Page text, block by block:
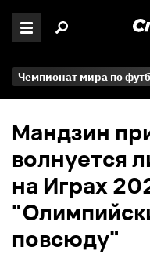
Чемпионат мира по
Мандзин
волнуется
на Играх
повсюду"